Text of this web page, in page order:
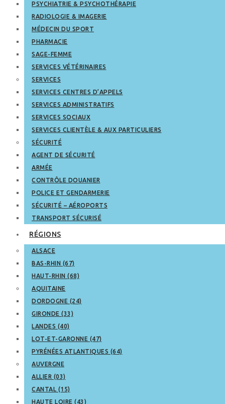
PSYCHIATRIE & PSYCHOTHÉRAPIE
RADIOLOGIE & IMAGERIE
MÉDECIN DU SPORT
PHARMACIE
SAGE-FEMME
SERVICES VÉTÉRINAIRES
SERVICES
SERVICES CENTRES D’APPELS
SERVICES ADMINISTRATIFS
SERVICES SOCIAUX
SERVICES CLIENTÈLE & AUX PARTICULIERS
SÉCURITÉ
AGENT DE SÉCURITÉ
ARMÉE
CONTRÔLE DOUANIER
POLICE ET GENDARMERIE
SÉCURITÉ – AÉROPORTS
TRANSPORT SÉCURISÉ
RÉGIONS
ALSACE
BAS-RHIN (67)
HAUT-RHIN (68)
AQUITAINE
DORDOGNE (24)
GIRONDE (33)
LANDES (40)
LOT-ET-GARONNE (47)
PYRÉNÉES ATLANTIQUES (64)
AUVERGNE
ALLIER (03)
CANTAL (15)
HAUTE LOIRE (43)